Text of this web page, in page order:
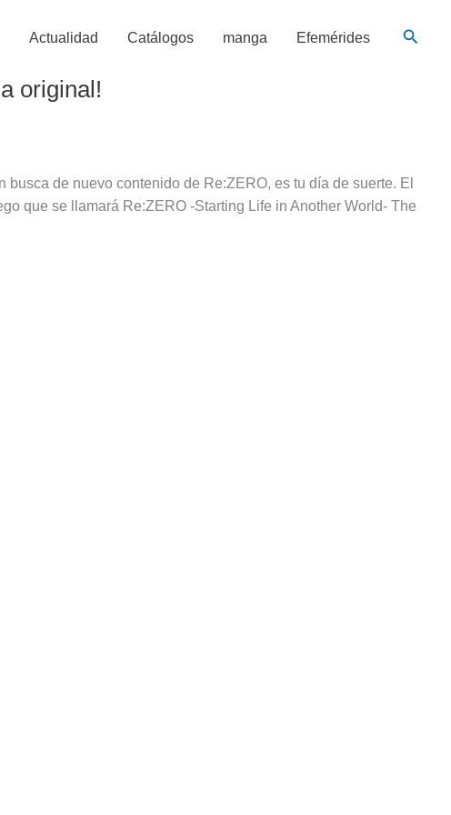
Actualidad Catálogos manga Efemérides
original!
de nuevo contenido de Re:ZERO, es tu día de suerte. El
que se llamará Re:ZERO -Starting Life in Another World- The